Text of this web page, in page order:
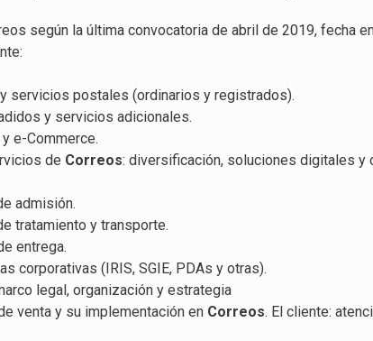
según la última convocatoria de abril de 2019, fecha
servicios postales (ordinarios y registrados).
y servicios adicionales.
e-Commerce.
de Correos: diversificación, soluciones digitales y
admisión.
tratamiento y transporte.
entrega.
corporativas (IRIS, SGIE, PDAs y otras).
legal, organización y estrategia
venta y su implementación en Correos. El cliente: